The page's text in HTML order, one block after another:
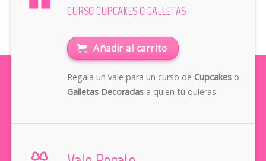
CURSO CUPCAKES O GALLETAS
Añadir al carrito
Regala un vale para un curso de Cupcakeso
Galletas Decoradasa quien tú quieras